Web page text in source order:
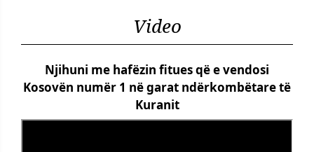
Video
Njihuni me hafëzin fitues që e vendosi
Kosovën numër 1 në garat ndërkombëtare të
Kuranit